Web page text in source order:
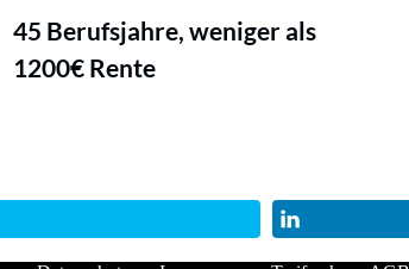
45 Berufsjahre, weniger als
1200€ Rente